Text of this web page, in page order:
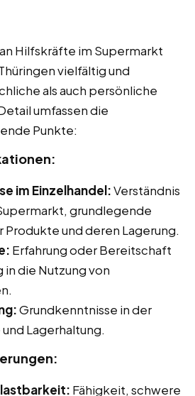
Hilfskräfte im Supermarkt
vielfältig und
als auch persönliche
umfassen die
Punkte:
im Einzelhandel:Verständnis
grundlegende
Produkte und deren Lagerung.
Erfahrung oder Bereitschaft
in die Nutzung von
Grundkenntnisse in der
Lagerhaltung.
Fähigkeit, schwere